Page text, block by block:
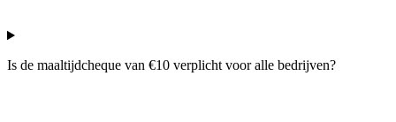
Is de maaltijdcheque van €10 verplicht voor alle bedrijven?